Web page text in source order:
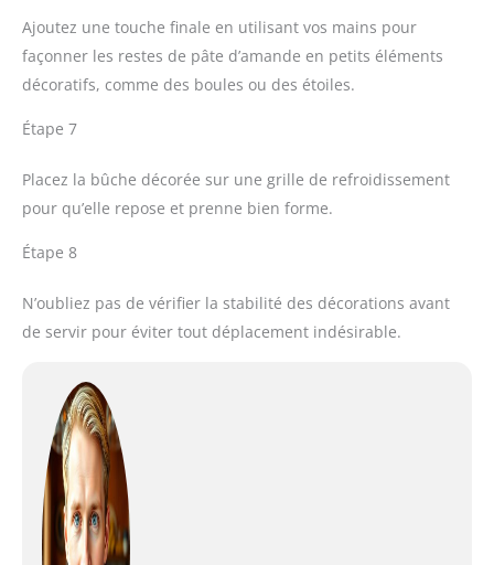
Ajoutez une touche finale en utilisant vos mains pour
façonner les restes de pâte d’amande en petits éléments
décoratifs, comme des boules ou des étoiles.
Étape 7
Placez la bûche décorée sur une grille de refroidissement
pour qu’elle repose et prenne bien forme.
Étape 8
N’oubliez pas de vérifier la stabilité des décorations avant
de servir pour éviter tout déplacement indésirable.